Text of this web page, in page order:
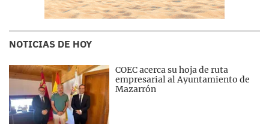
NOTICIAS DE HOY
COEC acerca su hoja de ruta
empresarial al Ayuntamiento de
Mazarrón